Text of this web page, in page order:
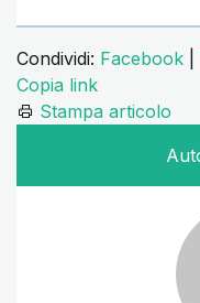
Condividi: Facebook
Copia link
Stampa articolo